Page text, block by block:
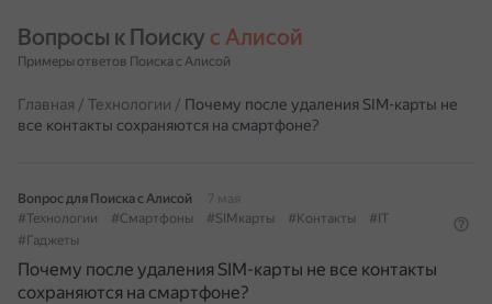
Вопросы к Поиску с Алисой
Примеры ответов Поиска с Алисой
Главная / Технологии / Почему после удаления SIM-карты не
все контакты сохраняются на смартфоне?
Вопрос для Поиска с Алисой
7 мая
#Технологии
#Смартфоны #SIMкарты #Контакты
#IT
#Гаджеты
Почему после удаления SIM-карты не все контакты
сохраняются на смартфоне?